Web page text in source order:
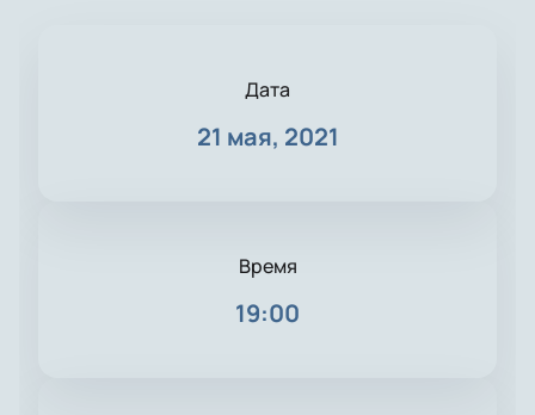
Дата
21 мая, 2021
Время
19:00